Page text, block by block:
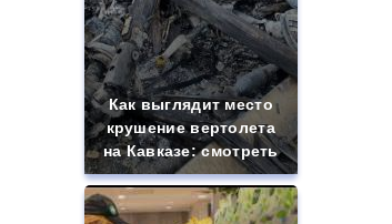
Как выглядит место
крушение вертолета
на Кавказе: смотреть